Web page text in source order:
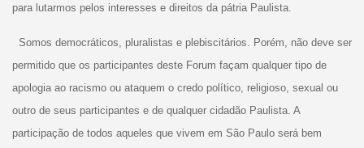
para lutarmos pelos interesses e direitos da pátria Paulista.
Somos democráticos, pluralistas e plebiscitários. Porém, não deve ser
permitido que os participantes deste Forum façam qualquer tipo de
apologia ao racismo ou ataquem o credo político, religioso, sexual ou
outro de seus participantes e de qualquer cidadão Paulista. A
participação de todos aqueles que vivem em São Paulo será bem